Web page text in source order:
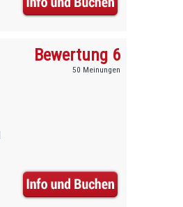
Bewertung 6
50 Meinungen